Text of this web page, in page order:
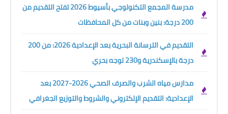
مدرسة المجمع التكنولوجي بأسيوط 2026 تفتح التقديم من
200 درجة: بنين وبنات من كل المحافظات
التقديم في الترسانة البحرية بعد الإعدادية 2026: من 200
درجة بالإسكندرية و230 لوجه بحري
مدارس مياه الشرب والصرف الصحي 2026-2027 بعد
الإعدادية: التقديم الإلكتروني والشروط والتوزيع الجغرافي